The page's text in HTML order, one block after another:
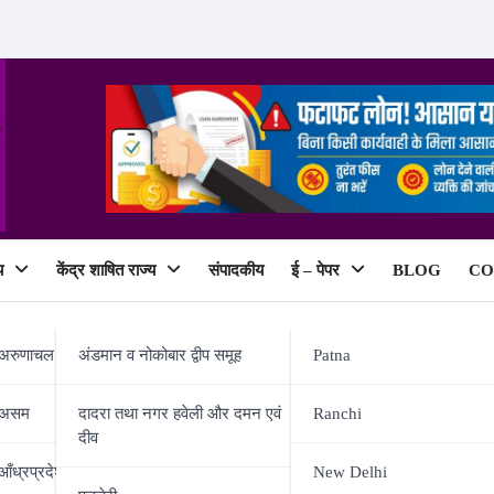
प्रदेश
केंद्र शाषित राज्य
अंडमान व नोकोबार द्वीप समूह
दादरा तथा नगर हवेली और दमन एवं
दीव
संपादकीय ई – पेपर
Patna
Ranchi
New Delhi
BLOG
पंचायती राज कर्मियों को दिया गया